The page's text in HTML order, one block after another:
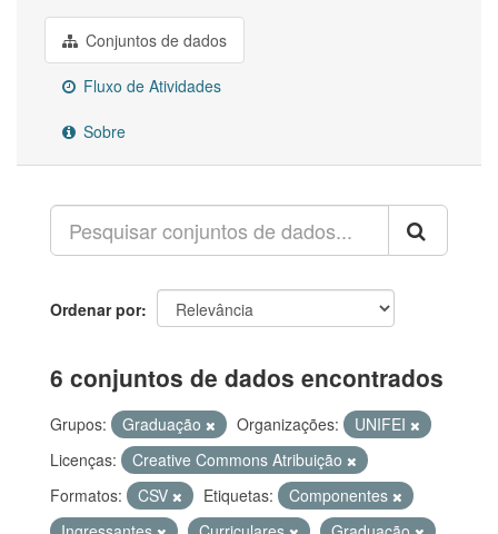
Conjuntos de dados
Fluxo de Atividades
Sobre
Ordenar por
6 conjuntos de dados encontrados
Grupos: Graduação Organizações:
UNIFEI
Licenças:
Creative Commons Atribuição
Formatos:
CSV Etiquetas:
Componentes